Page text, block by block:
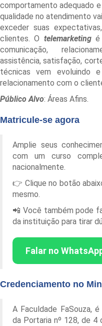
comportamento adequado
qualidade no atendimento
exceder suas
clientes. O telemarketingé
comunicação,
assistência, satisfação,
técnicas vem evoluindo
relacionamento com o
Público Alvo: Áreas Afins.
Matricule-se agora
Amplie seus
com um curso
nacionalmente.
👉 Clique no botão
mesmo.
📲 Você também pode
da instituição para tirar
Falar no
Credenciamento no
A Faculdade FaSouza, é
da Portaria nº 128, de 4